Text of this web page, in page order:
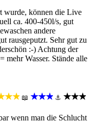
wurde, können die Live
ca. 400-450l/s, gut
andere
rausgeputzt. Sehr gut zu
:-) Achtung der
mehr Wasser. Stände alle
📖 ★★★ ⚓ ★★★
wenn man die Schlucht